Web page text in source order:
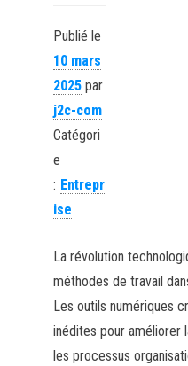
Publié le
10 mars
2025par
j2c-com
Catégori
e
: Entrepr
ise
La révolution
méthodes de travail
Les outils numériques
inédites pour
les processus